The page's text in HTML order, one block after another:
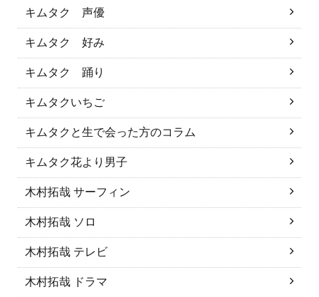
キムタク 声優
キムタク 好み
キムタク 踊り
キムタクいちご
キムタクと生で会った方のコラム
キムタク花より男子
木村拓哉 サーフィン
木村拓哉 ソロ
木村拓哉 テレビ
木村拓哉 ドラマ